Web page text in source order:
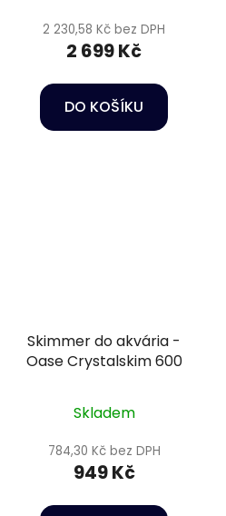
2 230,58 Kč bez DPH
2 699 Kč
DO KOŠÍKU
Skimmer do akvária -
Oase Crystalskim 600
Skladem
784,30 Kč bez DPH
949 Kč